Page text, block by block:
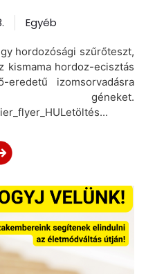
Egyéb
hordozósági szűrőteszt,
kismama hordoz-ecisztás
eredetű izomsorvadásra